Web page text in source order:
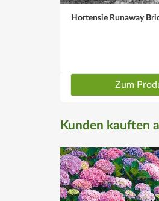
Hortensie Runaway
Zum
Kunden kauften